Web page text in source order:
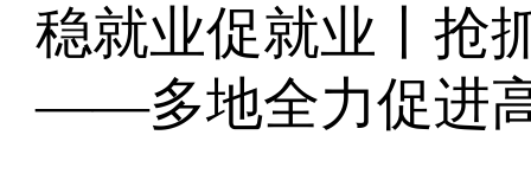
稳就业促就业丨抢
——多地全力促进